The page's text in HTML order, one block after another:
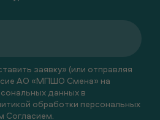
заявку» (или отправляя
АО «МПШО Смена» на
данных в
обработки персональных
Согласием.